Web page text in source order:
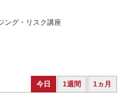
ング・リスク講座
今日 1週間 1ヵ月